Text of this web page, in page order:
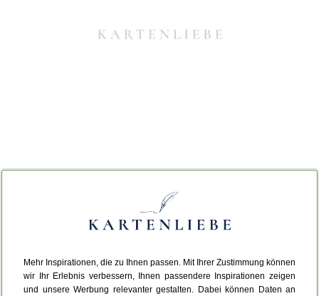
Mehr Inspirationen, die zu Ihnen passen. Mit Ihrer Zustimmung können
wir Ihr Erlebnis verbessern, Ihnen passendere Inspirationen zeigen
und unsere Werbung relevanter gestalten. Dabei können Daten an
Da ist etwas schiefgelaufen.